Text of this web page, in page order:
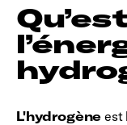
L'hydrogène est